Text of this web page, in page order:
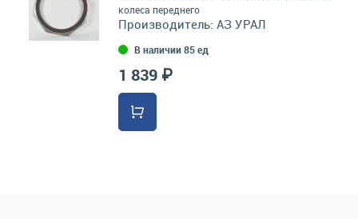
колеса переднего
Производитель: АЗ УРАЛ
В наличии 85 ед
1 839 ₽